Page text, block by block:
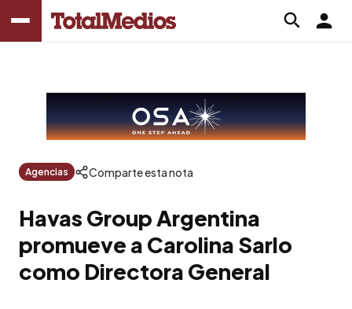
Agencias Comparte esta nota
Havas Group Argentina
promueve a Carolina Sarlo
como Directora General